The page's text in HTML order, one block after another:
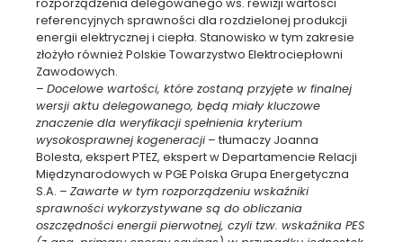
rozporządzenia delegowanego ws. rewizji wartości
referencyjnych sprawności dla rozdzielonej produkcji
energii elektrycznej i ciepła. Stanowisko w tym zakresie
złożyło również Polskie Towarzystwo Elektrociepłowni
Zawodowych.
– Docelowe wartości, które zostaną przyjęte w finalnej
wersji aktu delegowanego, będą miały kluczowe
znaczenie dla weryfikacji spełnienia kryterium
wysokosprawnej kogeneracji– tłumaczy Joanna
Bolesta, ekspert PTEZ, ekspert w Departamencie Relacji
Międzynarodowych w PGE Polska Grupa Energetyczna
S.A. – Zawarte w tym rozporządzeniu wskaźniki
sprawności wykorzystywane są do obliczania
oszczędności energii pierwotnej, czyli tzw. wskaźnika PES